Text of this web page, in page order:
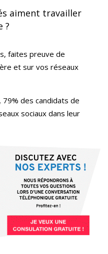
aiment travailler
?
faites preuve de
et sur vos réseaux
, 79% des candidats de
sociaux dans leur